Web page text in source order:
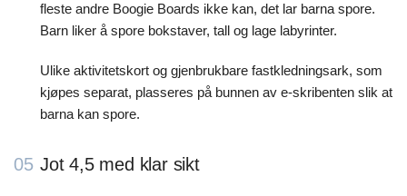
fleste andre Boogie Boards ikke kan, det lar barna spore.
Barn liker å spore bokstaver, tall og lage labyrinter.
Ulike aktivitetskort og gjenbrukbare fastkledningsark, som
kjøpes separat, plasseres på bunnen av e-skribenten slik at
barna kan spore.
05 Jot 4,5 med klar sikt